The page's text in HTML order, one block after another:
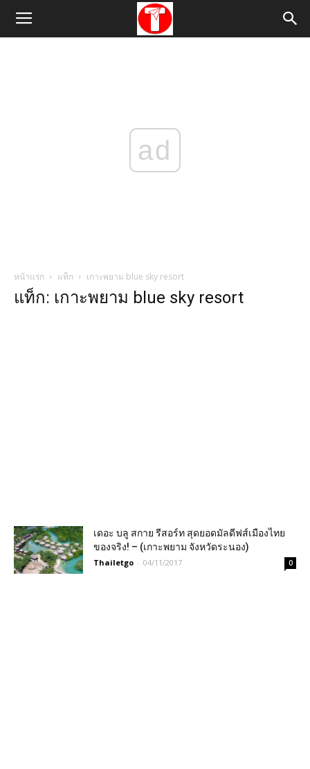
ad
หน้าแรก แท็ก เกาะพยาม blue sky resort
แท็ก: เกาะพยาม blue sky resort
เดอะ บลู สกาย รีสอร์ท สุดยอดมัลดีฟส์เมืองไทย
ของจริง! – (เกาะพยาม จังหวัดระนอง)
Thailetgo - 04/11/2017 0